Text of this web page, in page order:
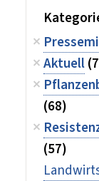
Aktuell
(68)
(57)